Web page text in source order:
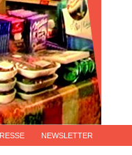
NEWSLETTER